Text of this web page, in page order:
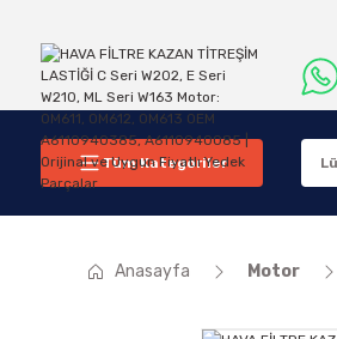
Tüm Kategoriler
Anasayfa Motor